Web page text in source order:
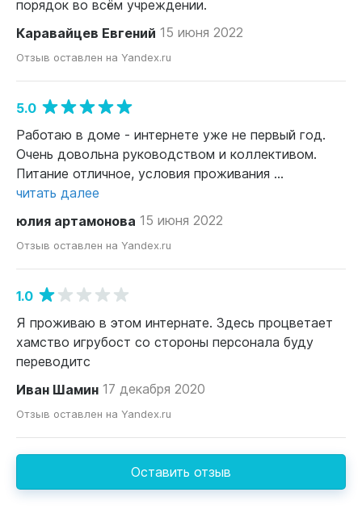
порядок во всём учреждении.
Каравайцев Евгений 15 июня 2022
Отзыв оставлен на Yandex.ru
5.0
Работаю в доме - интернете уже не первый год.
Очень довольна руководством и коллективом.
Питание отличное, условия проживания ...
читать далее
юлия артамонова 15 июня 2022
Отзыв оставлен на Yandex.ru
1.0
Я проживаю в этом интернате. Здесь процветает
хамство игрубост со стороны персонала буду
переводитс
Иван Шамин 17 декабря 2020
Отзыв оставлен на Yandex.ru
Оставить отзыв